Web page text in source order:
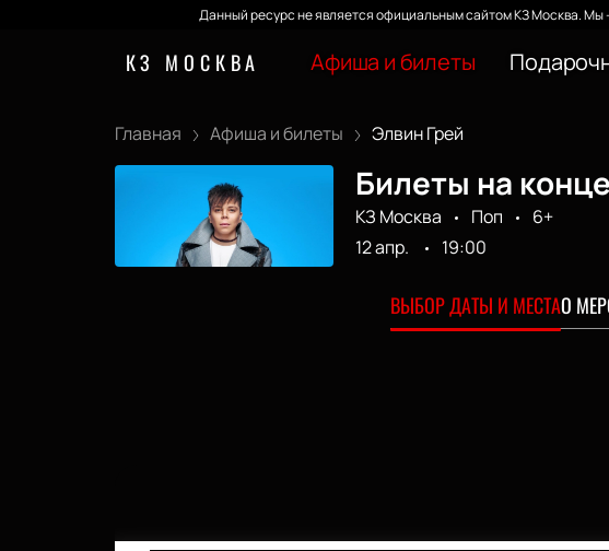
Данный ресурс не является официальным сайтом КЗ Москва.
КЗ МОСКВА Афиша и билеты
Главная Афиша и билеты Элвин Грей
Билеты на
КЗ Москва Поп
6+
12 апр.
19:00
ВЫБОР ДАТЫ И МЕСТАО